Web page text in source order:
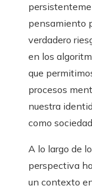
pensamiento
verdadero
en los
que
procesos
nuestra
como
A lo largo de
perspectiva
un contexto